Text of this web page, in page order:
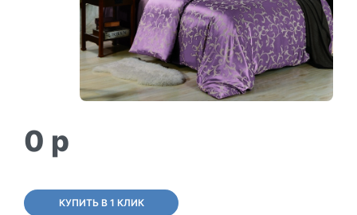
0 p
КУПИТЬ В 1 КЛИК